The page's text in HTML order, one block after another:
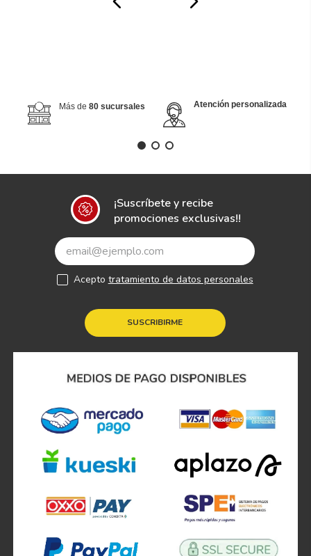
Más de 80 sucursales Atención personalizada
¡Suscríbete y recibe
promociones exclusivas!!
SUSCRIBIRME
Acepto tratamiento de datos personales